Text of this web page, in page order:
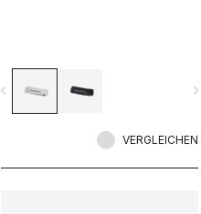
navigate_before
VERGLEICHEN